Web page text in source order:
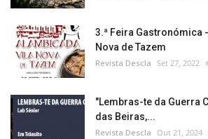
3.ª Feira Gastronómica
Nova de Tazem
Revista Descla Set 27, 2022
"Lembras-te da Guerra
das Beiras,...
Revista Descla Out 21, 2024